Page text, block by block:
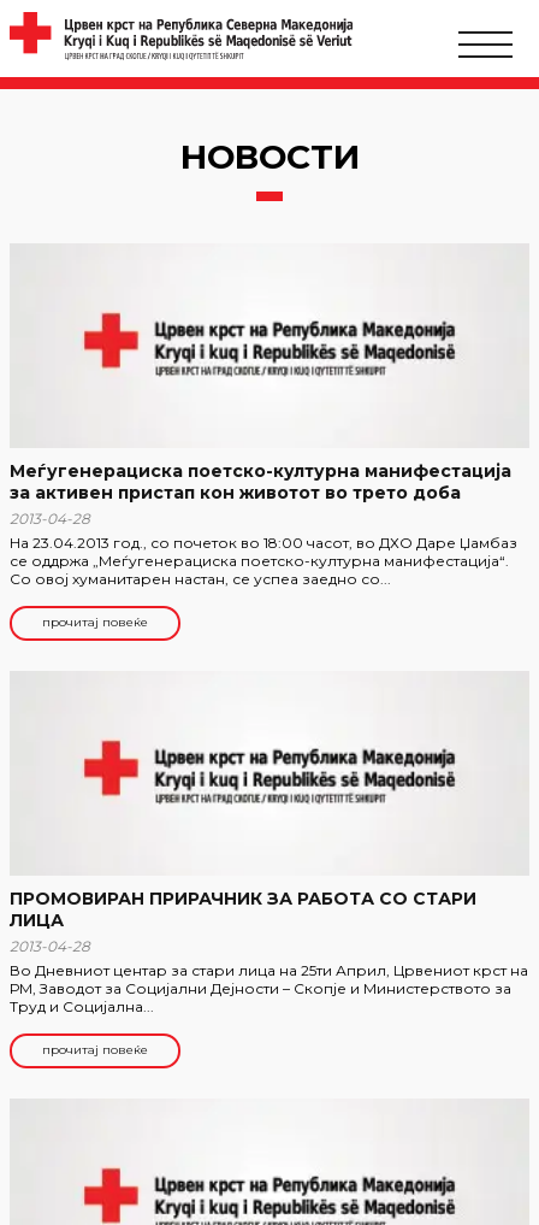
НОВОСТИ
Меѓугенерациска поетско-културна манифестација
за активен пристап кон животот во трето доба
2013-04-28
На 23.04.2013 год., со почеток во 18:00 часот, во ДХО Даре Џамбаз
се оддржа „Меѓугенерациска поетско-културна манифестација“.
Со овој хуманитарен настан, се успеа заедно со...
прочитај повеќе
ПРОМОВИРАН ПРИРАЧНИК ЗА РАБОТА СО СТАРИ
ЛИЦА
2013-04-28
Во Дневниот центар за стари лица на 25ти Април, Црвениот крст на
РМ, Заводот за Социјални Дејности – Скопје и Министерството за
Труд и Социјална...
прочитај повеќе